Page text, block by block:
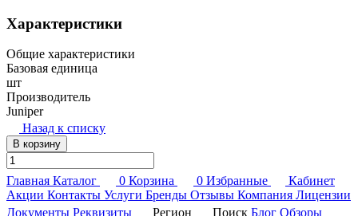
Характеристики
Общие характеристики
Базовая единица
шт
Производитель
Juniper
Назад к списку
В корзину
Главная Каталог 0 Корзина 0 Избранные
Кабинет
Акции Контакты Услуги Бренды Отзывы Компания Лицензии
Документы Реквизиты Регион Поиск Блог Обзоры